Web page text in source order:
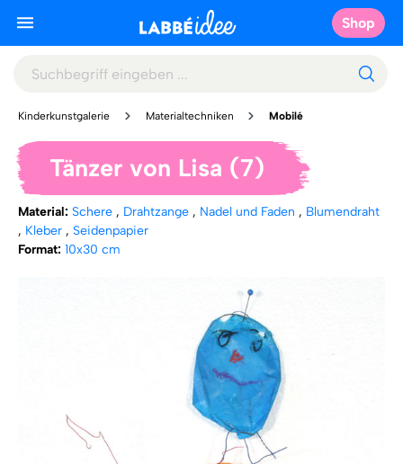
Shop
Kinderkunstgalerie Materialtechniken Mobilé
Tänzer von Lisa (7)
Material: Schere , Drahtzange , Nadel und Faden , Blumendraht
, Kleber , Seidenpapier
Format: 10x30 cm